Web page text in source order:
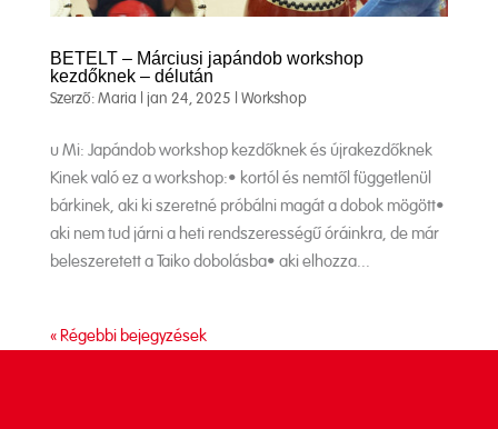
BETELT – Márciusi japándob workshop
kezdőknek – délután
Szerző: Maria jan 24, 2025 Workshop
u Mi: Japándob workshop kezdőknek és újrakezdőknek
Kinek való ez a workshop:• kortól és nemtől függetlenül
bárkinek, aki ki szeretné próbálni magát a dobok mögött•
aki nem tud járni a heti rendszerességű óráinkra, de már
beleszeretett a Taiko dobolásba• aki elhozza...
« Régebbi bejegyzések